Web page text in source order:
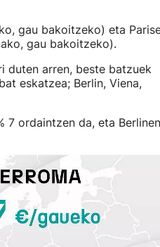
gau bakoitzeko) eta
gau bakoitzeko).
duten arren, beste batzuek
eskatzea; Berlin, Viena,
7 ordaintzen da, eta Berlinen